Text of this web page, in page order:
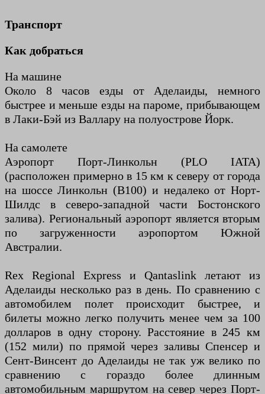
Транспорт
Как добраться
На машине
Около 8 часов езды от Аделаиды, немного
быстрее и меньше езды на пароме, прибывающем
в Лаки-Бэй из Валлару на полуострове Йорк.
На самолете
Аэропорт Порт-Линкольн (PLO IATA)
(расположен примерно в 15 км к северу от города
на шоссе Линкольн (B100) и недалеко от Норт-
Шилдс в северо-западной части Бостонского
залива). Региональный аэропорт является вторым
по загруженности аэропортом Южной
Австралии.
Rex Regional Express и Qantaslink летают из
Аделаиды несколько раз в день. По сравнению с
автомобилем полет происходит быстрее, и
билеты можно легко получить менее чем за 100
долларов в одну сторону. Расстояние в 245 км
(152 мили) по прямой через заливы Спенсер и
Сент-Винсент до Аделаиды не так уж велико по
сравнению с гораздо более длинным
автомобильным маршрутом на север через Порт-